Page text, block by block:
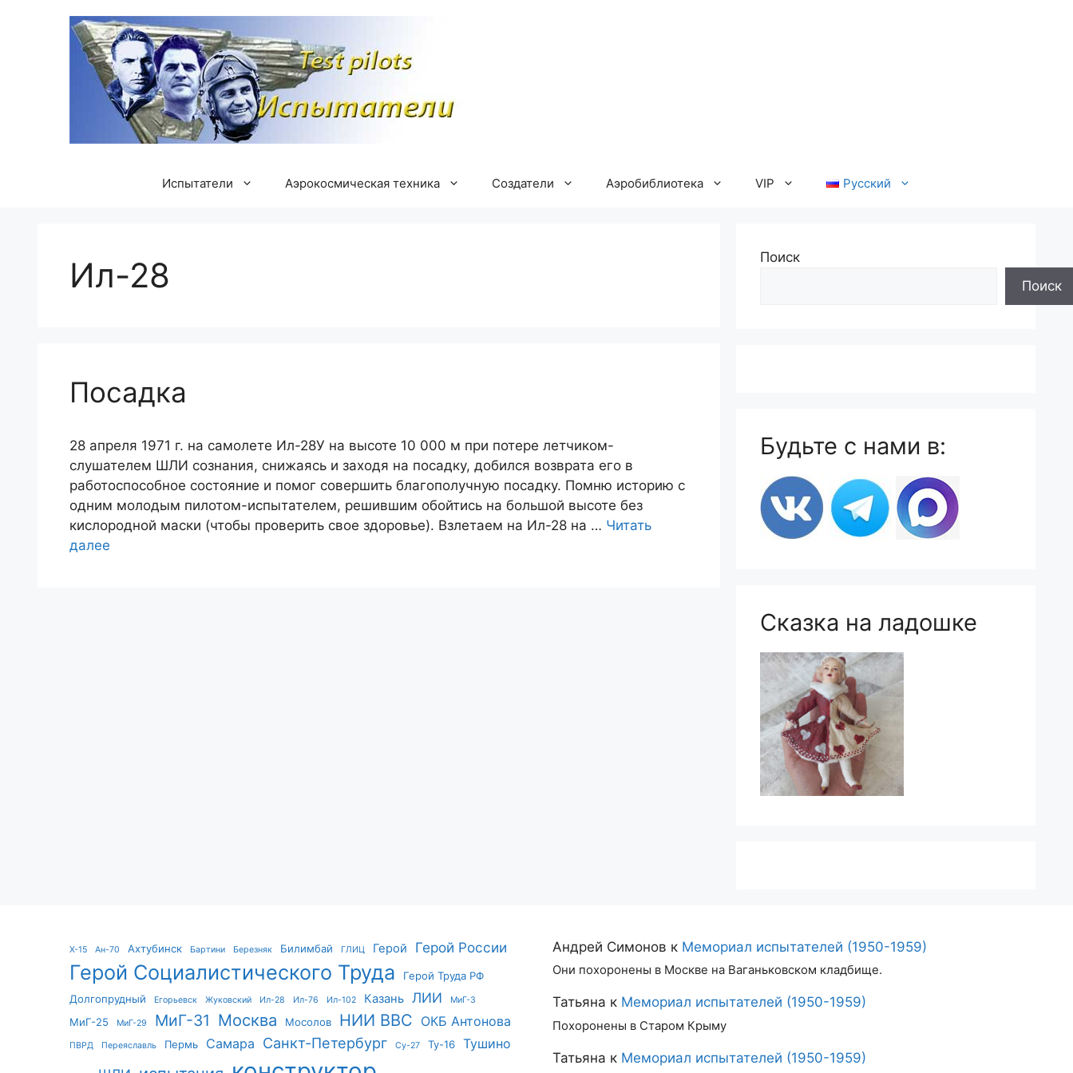
содержимому
Испытатели Аэрокосмическая техника Создатели Аэробиблиотека VIP Русский
Ил-28
Посадка
28 апреля 1971 г. на самолете Ил-28У на высоте 10 000 м при потере летчиком-
слушателем ШЛИ сознания, снижаясь и заходя на посадку, добился возврата его в
работоспособное состояние и помог совершить благополучную посадку. Помню историю с
одним молодым пилотом-испытателем, решившим обойтись на большой высоте без
кислородной маски (чтобы проверить свое здоровье). Взлетаем на Ил-28 на … Читать
далее
Поиск
Поиск
Будьте с нами в:
Сказка на ладошке
X-15 Ан-70 Ахтубинск Бартини Березняк Билимбай ГЛИЦ Герой Герой России
Герой Социалистического Труда
Герой Труда РФ
Долгопрудный
Егорьевск Жуковский Ил-28 Ил-76 Ил-102 Казань ЛИИ МиГ-3
МиГ-25 МиГ-29 МиГ-31 Москва Мосолов НИИ ВВС ОКБ Антонова
ПВРД Переяславль Пермь Самара Санкт-Петербург Су-27 Ту-16 Тушино
Андрей Симонов к Мемориал испытателей (1950-1959)
Они похоронены в Москве на Ваганьковском кладбище.
Татьяна к Мемориал испытателей (1950-1959)
Похоронены в Старом Крыму
Татьяна к Мемориал испытателей (1950-1959)